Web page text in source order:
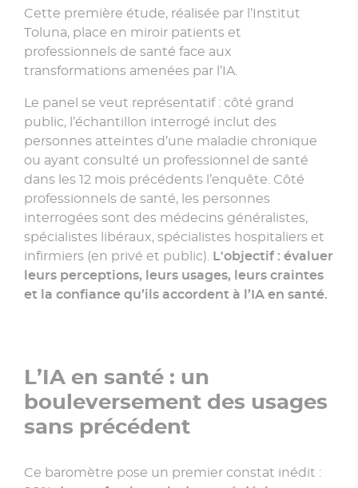
Cette première étude, réalisée par l’Institut
Toluna, place en miroir patients et
professionnels de santé face aux
transformations amenées par l’IA.
Le panel se veut représentatif : côté grand
public, l’échantillon interrogé inclut des
personnes atteintes d’une maladie chronique
ou ayant consulté un professionnel de santé
dans les 12 mois précédents l’enquête. Côté
professionnels de santé, les personnes
interrogées sont des médecins généralistes,
spécialistes libéraux, spécialistes hospitaliers et
infirmiers (en privé et public). L'objectif : évaluer
leurs perceptions, leurs usages, leurs craintes
et la confiance qu’ils accordent à l’IA en santé.
L’IA en santé : un
bouleversement des usages
sans précédent
Ce baromètre pose un premier constat inédit :